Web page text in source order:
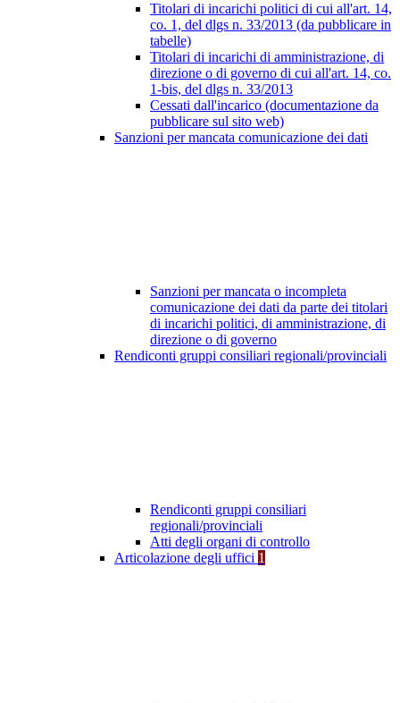
Titolari di incarichi politici di cui all'art. 14,
co. 1, del dlgs n. 33/2013 (da pubblicare in
tabelle)
Titolari di incarichi di amministrazione, di
direzione o di governo di cui all'art. 14, co.
1-bis, del dlgs n. 33/2013
Cessati dall'incarico (documentazione da
pubblicare sul sito web)
Sanzioni per mancata comunicazione dei dati
Sanzioni per mancata o incompleta
comunicazione dei dati da parte dei titolari
di incarichi politici, di amministrazione, di
direzione o di governo
Rendiconti gruppi consiliari regionali/provinciali
Rendiconti gruppi consiliari
regionali/provinciali
Atti degli organi di controllo
Articolazione degli uffici 1